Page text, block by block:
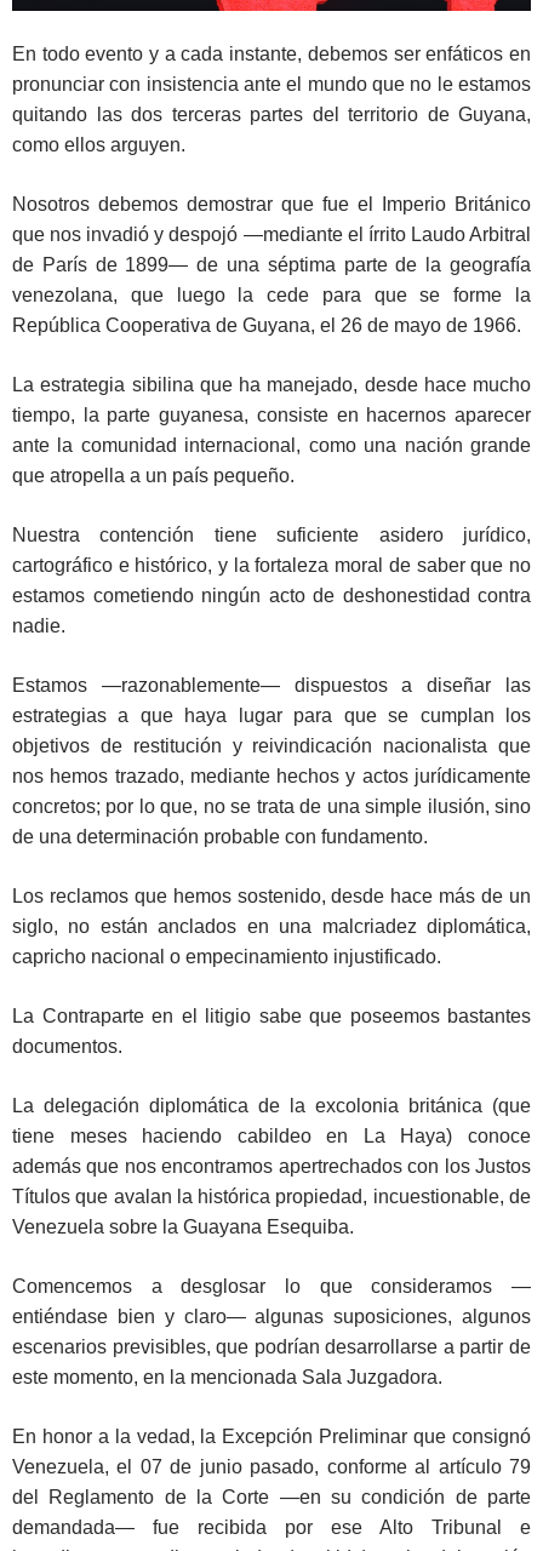
En todo evento y a cada instante, debemos ser enfáticos en
pronunciar con insistencia ante el mundo que no le estamos
quitando las dos terceras partes del territorio de Guyana,
como ellos arguyen.
Nosotros debemos demostrar que fue el Imperio Británico
que nos invadió y despojó —mediante el írrito Laudo Arbitral
de París de 1899— de una séptima parte de la geografía
venezolana, que luego la cede para que se forme la
República Cooperativa de Guyana, el 26 de mayo de 1966.
La estrategia sibilina que ha manejado, desde hace mucho
tiempo, la parte guyanesa, consiste en hacernos aparecer
ante la comunidad internacional, como una nación grande
que atropella a un país pequeño.
Nuestra contención tiene suficiente asidero jurídico,
cartográfico e histórico, y la fortaleza moral de saber que no
estamos cometiendo ningún acto de deshonestidad contra
nadie.
Estamos —razonablemente— dispuestos a diseñar las
estrategias a que haya lugar para que se cumplan los
objetivos de restitución y reivindicación nacionalista que
nos hemos trazado, mediante hechos y actos jurídicamente
concretos; por lo que, no se trata de una simple ilusión, sino
de una determinación probable con fundamento.
Los reclamos que hemos sostenido, desde hace más de un
siglo, no están anclados en una malcriadez diplomática,
capricho nacional o empecinamiento injustificado.
La Contraparte en el litigio sabe que poseemos bastantes
documentos.
La delegación diplomática de la excolonia británica (que
tiene meses haciendo cabildeo en La Haya) conoce
además que nos encontramos apertrechados con los Justos
Títulos que avalan la histórica propiedad, incuestionable, de
Venezuela sobre la Guayana Esequiba.
Comencemos a desglosar lo que consideramos —
entiéndase bien y claro— algunas suposiciones, algunos
escenarios previsibles, que podrían desarrollarse a partir de
este momento, en la mencionada Sala Juzgadora.
En honor a la vedad, la Excepción Preliminar que consignó
Venezuela, el 07 de junio pasado, conforme al artículo 79
del Reglamento de la Corte —en su condición de parte
demandada— fue recibida por ese Alto Tribunal e